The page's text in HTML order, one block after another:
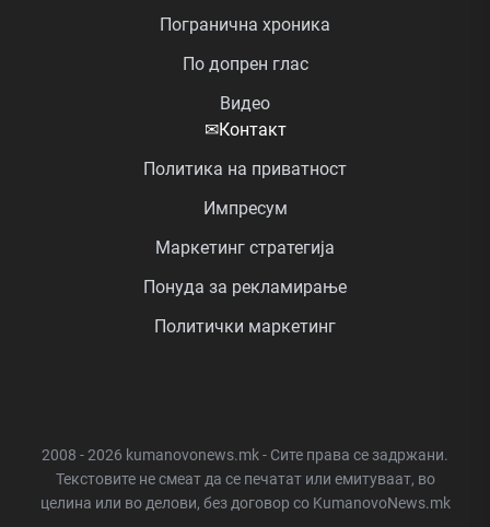
Погранична хроника
По допрен глас
Видео
✉Контакт
Политика на приватност
Импресум
Маркетинг стратегија
Понуда за рекламирање
Политички маркетинг
2008 - 2026 kumanovonews.mk - Сите права се задржани.
Текстовите не смеат да се печатат или емитуваат, во
целина или во делови, без договор со KumanovoNews.mk